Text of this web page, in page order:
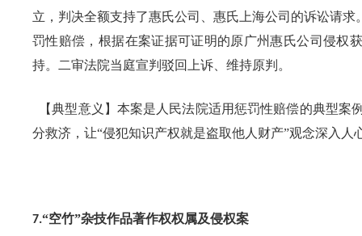
立，判决全额支持了惠氏公司、惠氏上海公司的诉讼请
罚性赔偿，根据在案证据可证明的原广州惠氏公司侵权
持。二审法院当庭宣判驳回上诉、维持原判。
【典型意义】本案是人民法院适用惩罚性赔偿的典型案
分救济，让“侵犯知识产权就是盗取他人财产”观念深入人
7.“空竹”杂技作品著作权权属及侵权案